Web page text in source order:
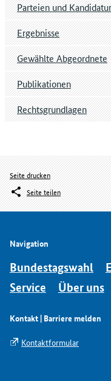
Parteien und
Ergebnisse
Gewählte Abgeordnete
Publikationen
Rechtsgrundlagen
Seite drucken
Seite teilen
Navigation
Bundestagswahl
Service
Über uns
Kontakt | Barriere melden
Kontaktformular